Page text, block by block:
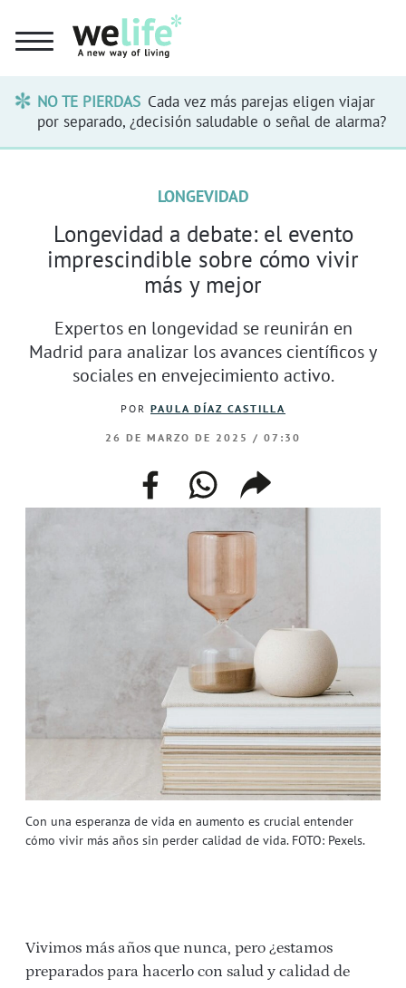
NO TE PIERDAS Cada vez más parejas eligen viajar
por separado, ¿decisión saludable o señal de alarma?
Con una esperanza de vida en aumento es crucial entender
cómo vivir más años sin perder calidad de vida. FOTO: Pexels.
LONGEVIDAD
Longevidad a debate: el evento
imprescindible sobre cómo vivir
más y mejor
Expertos en longevidad se reunirán en
Madrid para analizar los avances científicos y
sociales en envejecimiento activo.
POR PAULA DÍAZ CASTILLA
26 DE MARZO DE 2025 / 07:30
facebookwhatsappcompartir
enlace
Vivimos más años que nunca, pero ¿estamos
preparados para hacerlo con salud y calidad de